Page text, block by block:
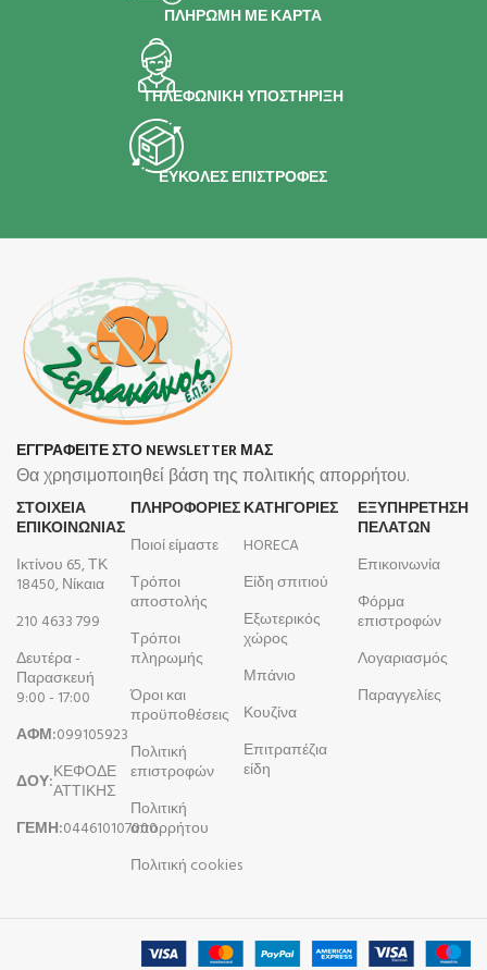
ΠΛΗΡΩΜΗ ΜΕ ΚΑΡΤΑ
ΤΗΛΕΦΩΝΙΚΗ ΥΠΟΣΤΗΡΙΞΗ
ΕΥΚΟΛΕΣ ΕΠΙΣΤΡΟΦΕΣ
ΕΓΓΡΑΦΕΙΤΕ ΣΤΟ NEWSLETTER ΜΑΣ
Θα χρησιμοποιηθεί βάση της πολιτικής απορρήτου.
ΣΤΟΙΧΕΙΑ
ΕΠΙΚΟΙΝΩΝΙΑΣ
Ικτίνου 65, ΤΚ
18450, Νίκαια
210 4633 799
Δευτέρα -
Παρασκευή
9:00 - 17:00
ΑΦΜ:099105923
ΔΟΥ:ΚΕΦΟΔΕ
ΑΤΤΙΚΗΣ
ΓΕΜΗ:044610107000
ΠΛΗΡΟΦΟΡΊΕΣ
Ποιοί είμαστε
Τρόποι
αποστολής
Τρόποι
πληρωμής
Όροι και
προϋποθέσεις
Πολιτική
επιστροφών
Πολιτική
απορρήτου
Πολιτική cookies
ΚΑΤΗΓΟΡΙΕΣ
HORECA
Είδη σπιτιού
Εξωτερικός
χώρος
Μπάνιο
Κουζίνα
Επιτραπέζια
είδη
ΕΞΥΠΗΡΕΤΗΣΗ
ΠΕΛΑΤΩΝ
Επικοινωνία
Φόρμα
επιστροφών
Λογαριασμός
Παραγγελίες